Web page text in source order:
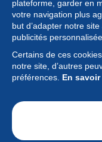
plateforme, garder en
votre navigation plus
but d’adapter notre
publicités
Certains de ces
notre site, d’autres
préférences. En
Collection
Actualités
Fonctionnalités
Société
Services